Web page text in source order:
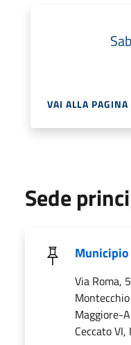
VAI ALLA PAGINA
Sede
Municipio
Via Roma,
Montecchio
Maggiore-
Ceccato